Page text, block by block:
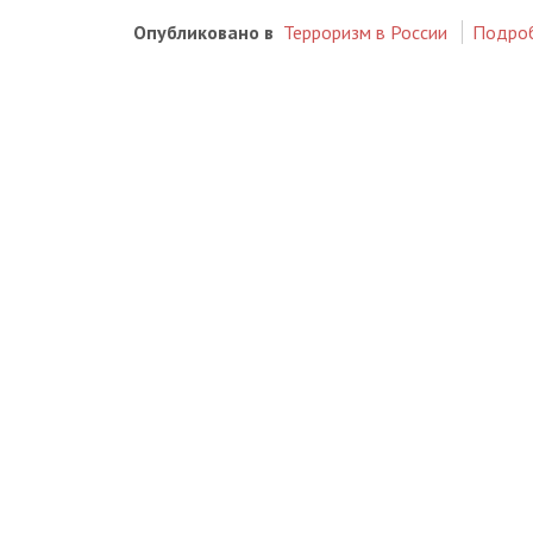
Опубликовано в Терроризм в России